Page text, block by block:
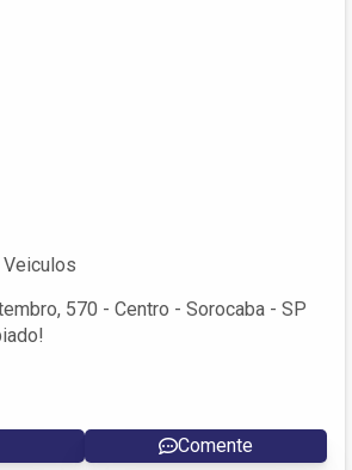
Veiculos
570 - Centro - Sorocaba - SP
Comente